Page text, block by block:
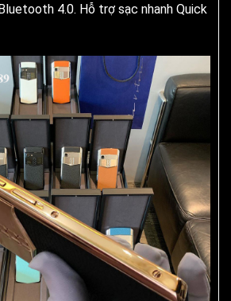
4.0. Hỗ trợ sạc nhanh Quick